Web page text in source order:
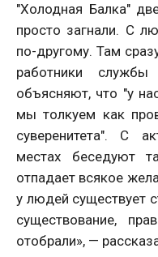
"Холодная Балка"
просто загнали. С
по-другому. Там
работники службы
объясняют, что "у
мы толкуем как
суверенитета". С
местах беседуют
отпадает всякое
у людей существует
существование,
отобрали», —